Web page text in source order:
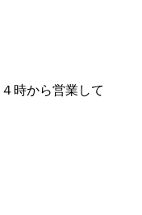
時から営業して